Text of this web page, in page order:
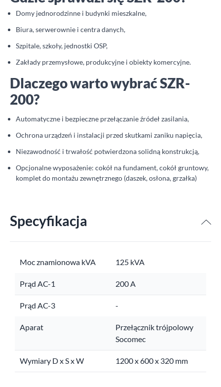
Domy jednorodzinne i budynki mieszkalne,
Biura, serwerownie i centra danych,
Szpitale, szkoły, jednostki OSP,
Zakłady przemysłowe, produkcyjne i obiekty komercyjne.
Dlaczego warto wybrać SZR-
200?
Automatyczne i bezpieczne przełączanie źródeł zasilania,
Ochrona urządzeń i instalacji przed skutkami zaniku napięcia,
Niezawodność i trwałość potwierdzona solidną konstrukcją,
Opcjonalne wyposażenie: cokół na fundament, cokół gruntowy,
komplet do montażu zewnętrznego (daszek, osłona, grzałka)
Specyfikacja
Moc znamionowa kVA 125 kVA
Prąd AC-1 200 A
Prąd AC-3 -
Aparat
Przełącznik trójpolowy
Socomec
Wymiary D x S x W 1200 x 600 x 320 mm